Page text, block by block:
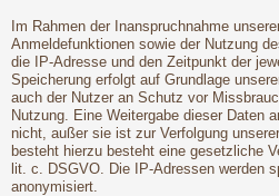
Im Rahmen der Inanspruchnahme
Anmeldefunktionen sowie der Nutzung
die IP-Adresse und den Zeitpunkt der
Speicherung erfolgt auf Grundlage
auch der Nutzer an Schutz vor
Nutzung. Eine Weitergabe dieser Daten
nicht, außer sie ist zur Verfolgung
besteht hierzu besteht eine gesetzliche
lit. c. DSGVO. Die IP-Adressen werden
anonymisiert.